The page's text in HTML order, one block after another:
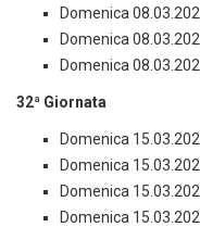
Domenica
Domenica
Domenica
32ª Giornata
Domenica
Domenica
Domenica
Domenica